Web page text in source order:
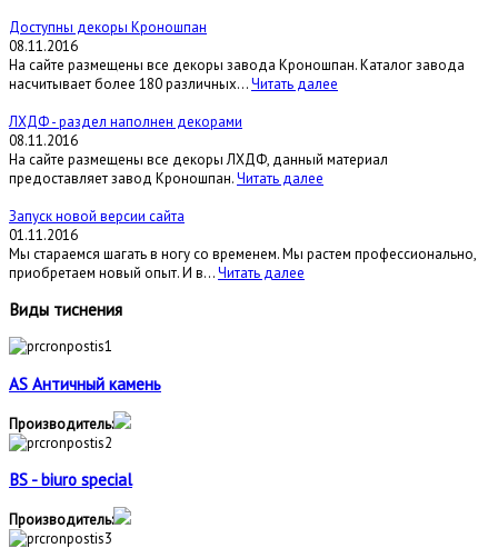
Доступны декоры Кроношпан
08.11.2016
На сайте размещены все декоры завода Кроношпан. Каталог завода
насчитывает более 180 различных...Читать далее
ЛХДФ - раздел наполнен декорами
08.11.2016
На сайте размещены все декоры ЛХДФ, данный материал
предоставляет завод Кроношпан.Читать далее
Запуск новой версии сайта
01.11.2016
Мы стараемся шагать в ногу со временем. Мы растем профессионально,
приобретаем новый опыт. И в...Читать далее
Виды тиснения
AS Aнтичный камень
Производитель:
BS - biuro special
Производитель: